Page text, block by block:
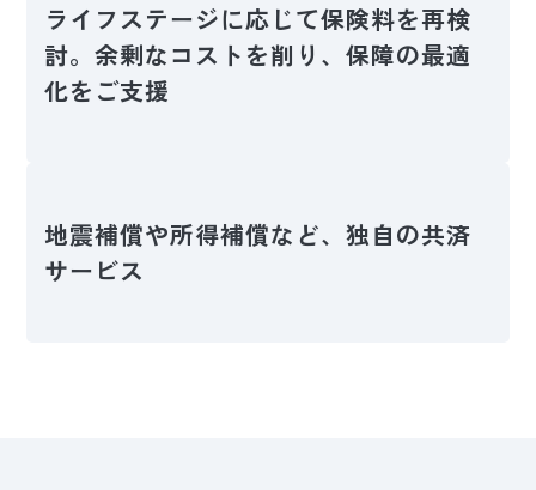
ライフステージに応じて保険料を再検
討。余剰なコストを削り、保障の最適
化をご支援
地震補償や所得補償など、独自の共済
サービス